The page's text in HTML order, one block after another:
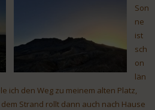
Son
ne
ist
sch
on
län
ich den Weg zu meinem alten Platz,
Strand rollt dann auch nach Hause